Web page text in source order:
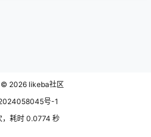
© 2026 likeba社区
号-1
，耗时 0.0774 秒